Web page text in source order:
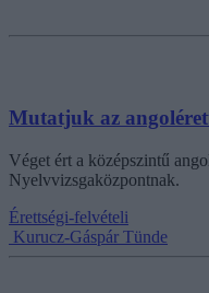
Mutatjuk az
Véget ért a középszintű
Nyelvvizsgaközpontnak.
Érettségi-felvételi
Kurucz-Gáspár Tünde